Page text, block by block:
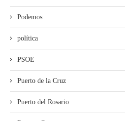
Podemos
política
PSOE
Puerto de la Cruz
Puerto del Rosario